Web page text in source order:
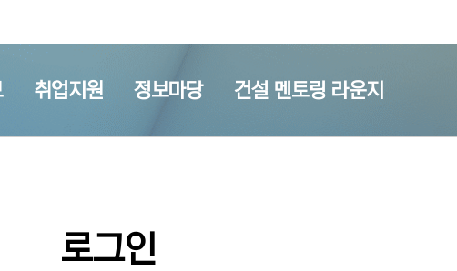
취업지원 정보마당 건설 멘토링 라운지
로그인